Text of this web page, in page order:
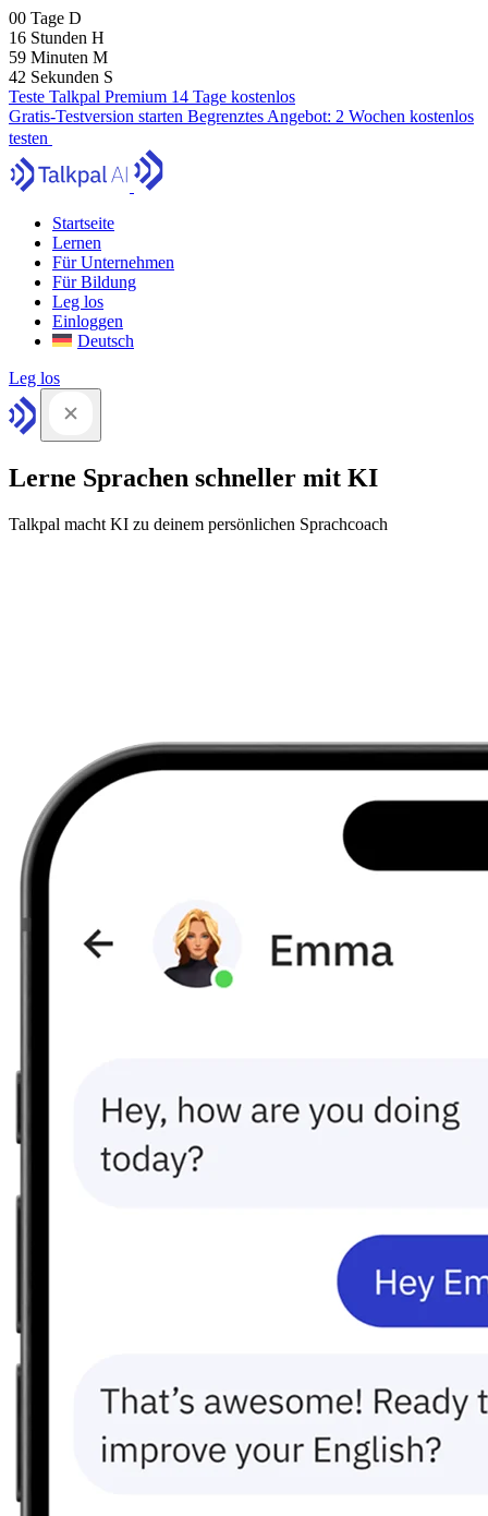
00 Tage D
16 Stunden H
59 Minuten M
41 Sekunden S
Teste Talkpal Premium 14 Tage kostenlos
Gratis-Testversion starten Begrenztes Angebot: 2 Wochen kostenlos
testen
Startseite
Lernen
Für Unternehmen
Für Bildung
Leg los
Einloggen
Deutsch
Leg los
Lerne Sprachen schneller mit KI
Talkpal macht KI zu deinem persönlichen Sprachcoach